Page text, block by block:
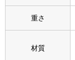
重さ
材質